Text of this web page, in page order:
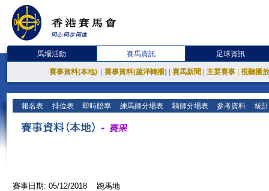
馬場活動 賽馬資訊 足球資訊
賽事資料(本地) 賽事資料(越洋轉播) 賽馬新聞 主要賽事 視聽播
報名表 排位表 即時賠率 練馬師分場表 騎師分場表 參考資料 統
賽事日期: 05/12/2018 跑馬地